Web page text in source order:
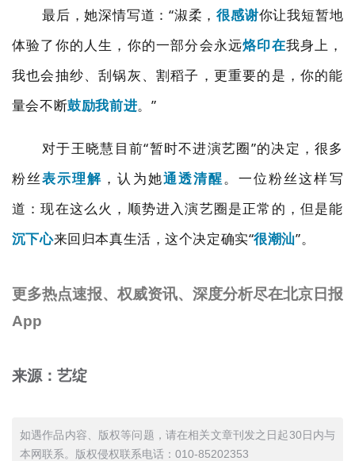
最后，她深情写道：“淑柔，很感谢你让我短暂地
体验了你的人生，你的一部分会永远烙印在我身上，
我也会抽纱、刮锅灰、割稻子，更重要的是，你的能
量会不断鼓励我前进。 ”
对于王晓慧目前“暂时不进演艺圈”的决定，很多
粉丝表示理解 ，认为她通透清醒。一位粉丝这样写
道：现在这么火，顺势进入演艺圈是正常的，但是能
沉下心来回归本真生活，这个决定确实“很潮汕”。
更多热点速报、权威资讯、深度分析尽在北京日报
App
来源：艺绽
如遇作品内容、版权等问题，请在相关文章刊发之日起30日内与
本网联系。版权侵权联系电话：010-85202353